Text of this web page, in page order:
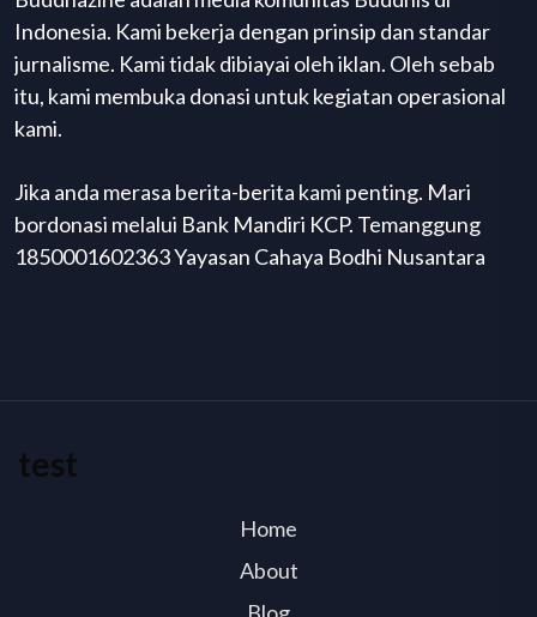
Indonesia. Kami bekerja dengan prinsip dan standar
jurnalisme. Kami tidak dibiayai oleh iklan. Oleh sebab
itu, kami membuka donasi untuk kegiatan operasional
kami.
Jika anda merasa berita-berita kami penting. Mari
bordonasi melalui Bank Mandiri KCP. Temanggung
1850001602363 Yayasan Cahaya Bodhi Nusantara
test
Home
About